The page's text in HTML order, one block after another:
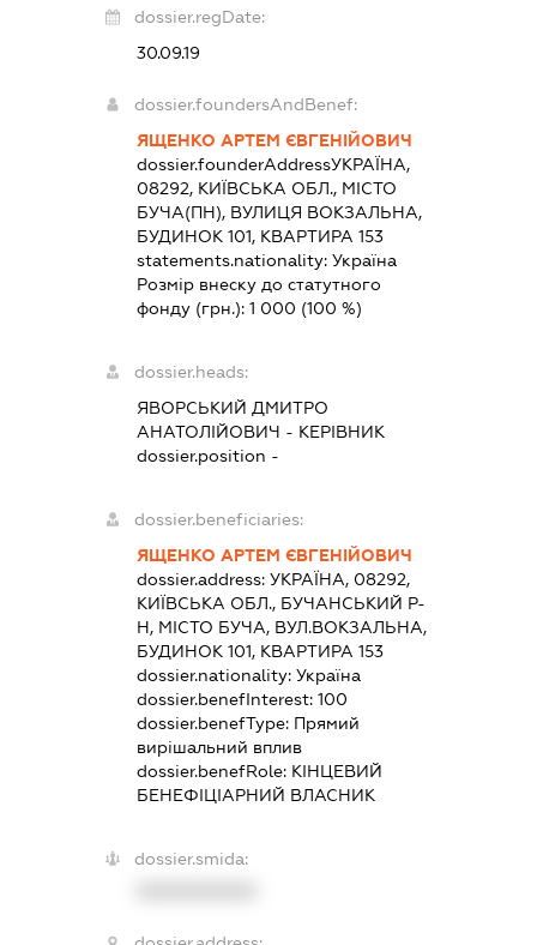
dossier.regDate:
30.09.19
dossier.foundersAndBenef:
ЯЩЕНКО АРТЕМ ЄВГЕНІЙОВИЧ
dossier.founderAddressУКРАЇНА,
08292, КИЇВСЬКА ОБЛ., МІСТО
БУЧА(ПН), ВУЛИЦЯ ВОКЗАЛЬНА,
БУДИНОК 101, КВАРТИРА 153
statements.nationality:Україна
Розмір внеску до статутного
фонду (грн.):1 000 (100 %)
dossier.heads:
ЯВОРСЬКИЙ ДМИТРО
АНАТОЛІЙОВИЧ - КЕРІВНИК
dossier.position -
dossier.beneficiaries:
ЯЩЕНКО АРТЕМ ЄВГЕНІЙОВИЧ
dossier.address:УКРАЇНА, 08292,
КИЇВСЬКА ОБЛ., БУЧАНСЬКИЙ Р-
Н, МІСТО БУЧА, ВУЛ.ВОКЗАЛЬНА,
БУДИНОК 101, КВАРТИРА 153
dossier.nationality:Україна
dossier.benefInterest:100
dossier.benefType: Прямий
вирішальний вплив
dossier.benefRole: КІНЦЕВИЙ
БЕНЕФІЦІАРНИЙ ВЛАСНИК
dossier.smida: